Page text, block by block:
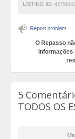
LISTING ID:
Report problem
O Repasso
informações
5
TODOS OS